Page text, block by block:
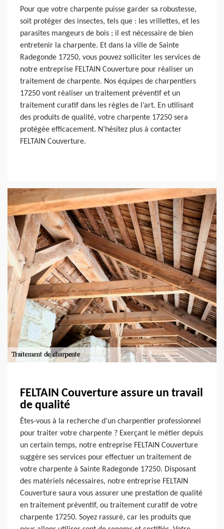
Pour que votre charpente puisse garder sa robustesse,
soit protéger des insectes, tels que : les vrillettes, et les
parasites mangeurs de bois ; il est nécessaire de bien
entretenir la charpente. Et dans la ville de Sainte
Radegonde 17250, vous pouvez solliciter les services de
notre entreprise FELTAIN Couverture pour réaliser un
traitement de charpente. Nos équipes de charpentiers
17250 vont réaliser un traitement préventif et un
traitement curatif dans les règles de l’art. En utilisant
des produits de qualité, votre charpente 17250 sera
protégée efficacement. N’hésitez plus à contacter
FELTAIN Couverture.
FELTAIN Couverture assure un travail
de qualité
Êtes-vous à la recherche d’un charpentier professionnel
pour traiter votre charpente ? Exerçant le métier depuis
un certain temps, notre entreprise FELTAIN Couverture
suggère ses services pour effectuer un traitement de
votre charpente à Sainte Radegonde 17250. Disposant
des matériels nécessaires, notre entreprise FELTAIN
Couverture saura vous assurer une prestation de qualité
en traitement préventif, ou traitement curatif de votre
charpente 17250. Soyez rassuré, car les produits que